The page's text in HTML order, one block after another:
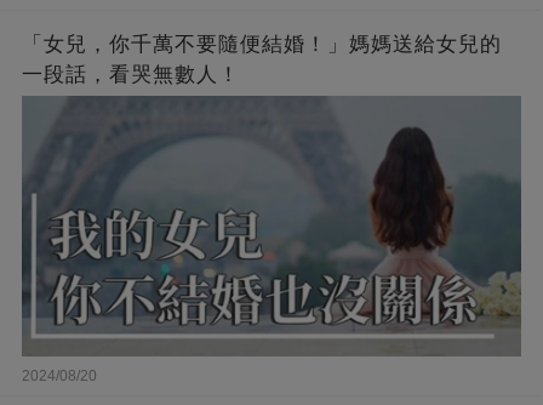
「女兒，你千萬不要隨便結婚！」媽媽送給女兒的
一段話，看哭無數人！
2024/08/20